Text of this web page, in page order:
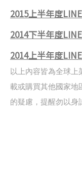
2015上半年度
2014下半年度
2014上半年度
以上內容皆為全球上
載或購買其他國家地
的疑慮，提醒勿以身